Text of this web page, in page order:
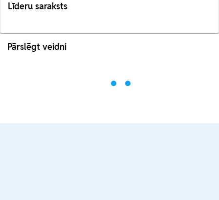
Līderu saraksts
Pārslēgt veidni